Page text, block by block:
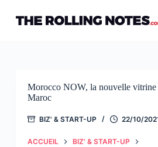
contenu
Morocco NOW, la nouvelle vitrine
Maroc
BIZ' & START-UP 22/10/
ACCUEIL
BIZ' & START-UP